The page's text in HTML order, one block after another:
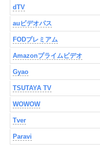
dTV
auビデオパス
FODプレミアム
Amazonプライムビデオ
Gyao
TSUTAYA TV
WOWOW
Tver
Paravi